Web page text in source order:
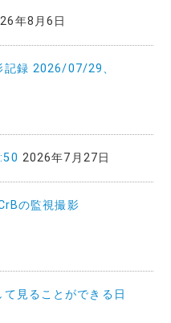
年8月6日
記録 2026/07/29、
2026年7月27日
の監視撮影
見ることができる日